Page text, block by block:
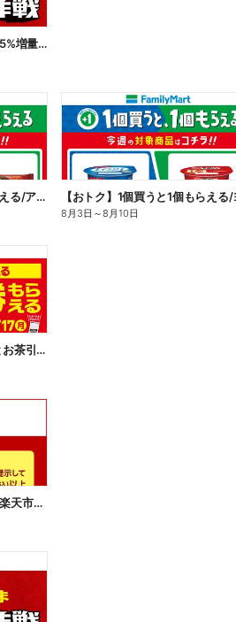
【おトク】お値段そのまま!45%増量作戦!
【おトク】1個買うと1個もらえる/アイス
8月3日 ～8月10日
【無料引換券!】焼き麺買うとお茶引換券貰える!
楽天ポイントカード提示で、楽天市場でのお買い物がおトクに!